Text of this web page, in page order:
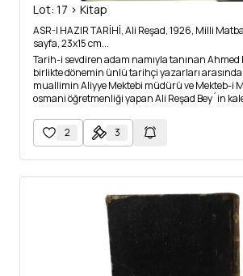
Lot: 17 > Kitap
ASR-I HAZIR TARİHİ, Ali Reşad, 1926, Milli
sayfa, 23x15 cm...
Tarih-i sevdiren adam namıyla tanınan Ahmed
birlikte dönemin ünlü tarihçi yazarları
muallimin Aliyye Mektebi müdürü ve Mekteb-i
osmani öğretmenliği yapan Ali Reşad Bey´in
olayları inceleyen ve Mekteb-i Sultani´de ders
kullanılan eserdir.
2 3